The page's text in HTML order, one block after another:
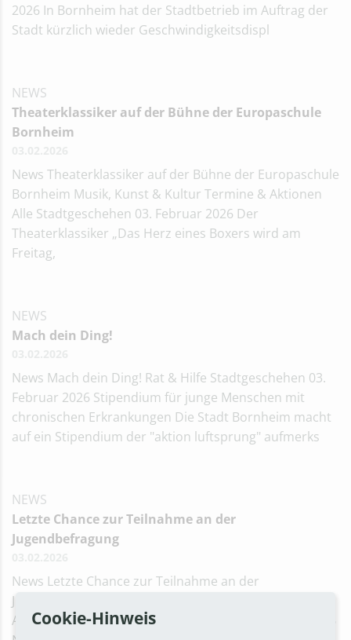
2026 In Bornheim hat der Stadtbetrieb im Auftrag der
Stadt kürzlich wieder Geschwindigkeitsdispl
NEWS
Theaterklassiker auf der Bühne der Europaschule
Bornheim
News Theaterklassiker auf der Bühne der Europaschule
Bornheim Musik, Kunst & Kultur Termine & Aktionen
Alle Stadtgeschehen 03. Februar 2026 Der
Theaterklassiker „Das Herz eines Boxers wird am
Freitag,
NEWS
Mach dein Ding!
News Mach dein Ding! Rat & Hilfe Stadtgeschehen 03.
Februar 2026 Stipendium für junge Menschen mit
chronischen Erkrankungen Die Stadt Bornheim macht
auf ein Stipendium der "aktion luftsprung" aufmerks
NEWS
Letzte Chance zur Teilnahme an der
Jugendbefragung
News Letzte Chance zur Teilnahme an der
Jugendbefragung Kinder, Jugend & Familie Termine &
Aktionen Jugendliche Stadtgeschehen 03. Februar 2026
Cookie-Hinweis